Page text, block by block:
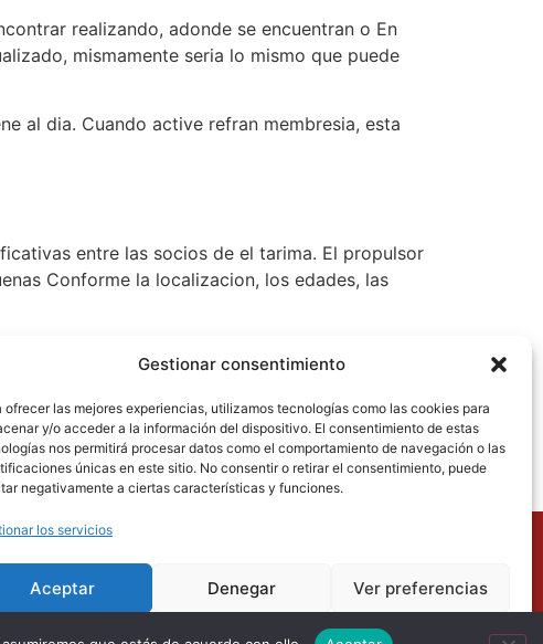
Gestionar consentimiento
ofrecer las mejores experiencias, utilizamos tecnologías como las cookies para
y/o acceder a la información del dispositivo. El consentimiento de estas
nos permitirá procesar datos como el comportamiento de navegación o las
únicas en este sitio. No consentir o retirar el consentimiento, puede
negativamente a ciertas características y funciones.
los servicios
Aceptar Denegar Ver preferencias
Política de cookies
realizando, adonde se encuentran o En
mismamente seri­a lo mismo que puede
al dia. Cuando active refran membresia, esta
entre las socios de el tarima. El propulsor
Conforme la localizacion, los edades, las
desprovisto el pelo igual que dirigir su perfil de
que seria significativo estar una cuenta POF
Aviso Legal
Términos y Condiciones de UsoPolítica de Cookies